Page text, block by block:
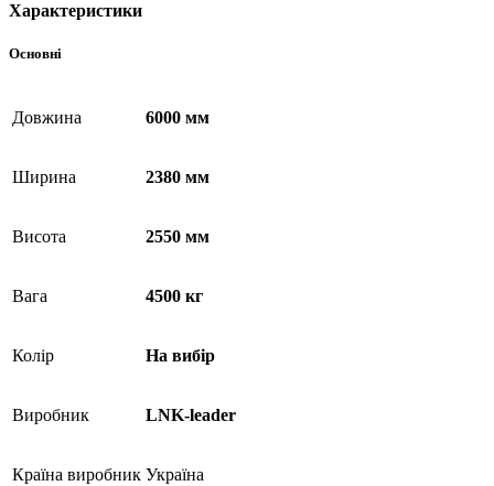
Характеристики
Основні
Довжина 6000 мм
Ширина 2380 мм
Висота 2550 мм
Вага 4500 кг
Колір На вибір
Виробник LNK-leader
Країна виробник Україна